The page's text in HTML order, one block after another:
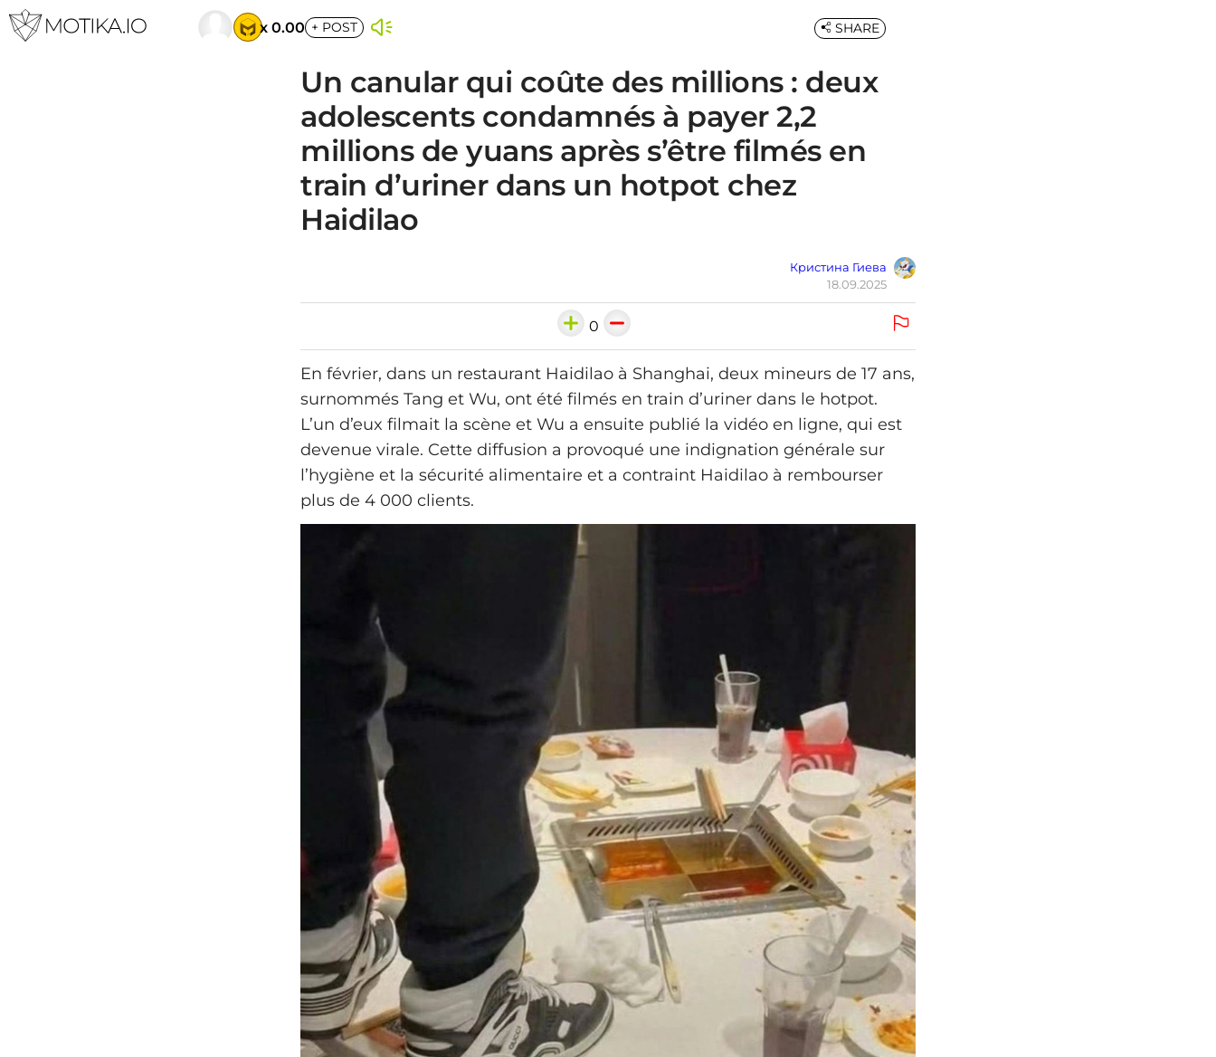
x 0.00 + POST
Un canular qui coûte des millions : deux
adolescents condamnés à payer 2,2
millions de yuans après s’être filmés en
train d’uriner dans un hotpot chez
Haidilao
Кристина Гиева
18.09.2025
SHARE
0
En février, dans un restaurant Haidilao à Shanghai, deux mineurs de 17 ans,
surnommés Tang et Wu, ont été filmés en train d’uriner dans le hotpot.
L’un d’eux filmait la scène et Wu a ensuite publié la vidéo en ligne, qui est
devenue virale. Cette diffusion a provoqué une indignation générale sur
l’hygiène et la sécurité alimentaire et a contraint Haidilao à rembourser
plus de 4 000 clients.